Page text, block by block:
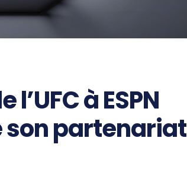
à ESPN
son partenariat